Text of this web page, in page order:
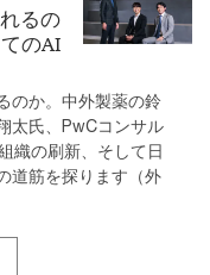
るの
のAI
のか。中外製薬の鈴
太氏、PwCコンサル
織の刷新、そして日
道筋を探ります（外